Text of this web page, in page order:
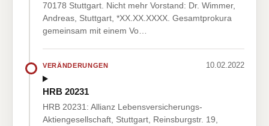
70178 Stuttgart. Nicht mehr Vorstand: Dr. Wimmer,
Andreas, Stuttgart, *XX.XX.XXXX. Gesamtprokura
gemeinsam mit einem Vo…
VERÄNDERUNGEN 10.02.2022
HRB 20231
HRB 20231: Allianz Lebensversicherungs-
Aktiengesellschaft, Stuttgart, Reinsburgstr. 19,